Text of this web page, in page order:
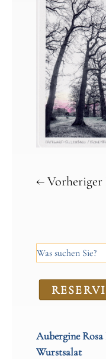
←Vorheriger
Aubergine Rosa
Wurstsalat